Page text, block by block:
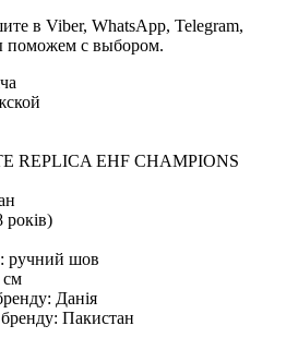
в Viber, WhatsApp, Telegram,
поможем с выбором.
REPLICA EHF CHAMPIONS
років)
ручний шов
см
Данія
Пакистан